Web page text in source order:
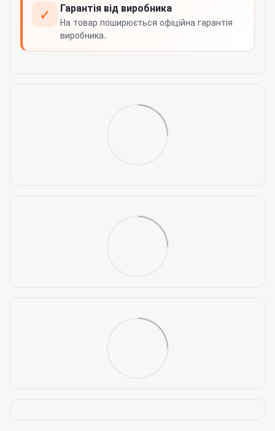
✓ Гарантія від виробника
На товар поширюється офіційна гарантія
виробника.